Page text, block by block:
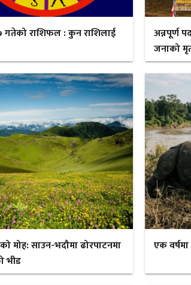
गतेको राशिफल : कुन राशिलाई
अन्नपूर्ण
जनाको
मोह: साउन-भदौमा ढोरपाटनमा
भीड
एक